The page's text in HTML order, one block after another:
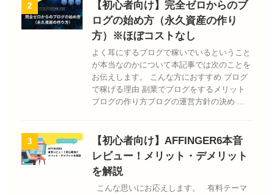
2
【初心者向け】完全ゼロからのブ
ログの始め方（永久資産の作り
方）※ほぼコストなし
よく耳にするブログで稼いでいるということ
が本当なのかについて本記事では次のことを
お伝えします。 こんな方におすすめ ブログ
で稼げる理由 副業でブログをするメリット
ブログの作り方ブログの運営方針の決め ...
3
【初心者向け】AFFINGER6本音
レビュー！メリット・デメリット
を解説
こんな思いにお応えします。 有料テーマ